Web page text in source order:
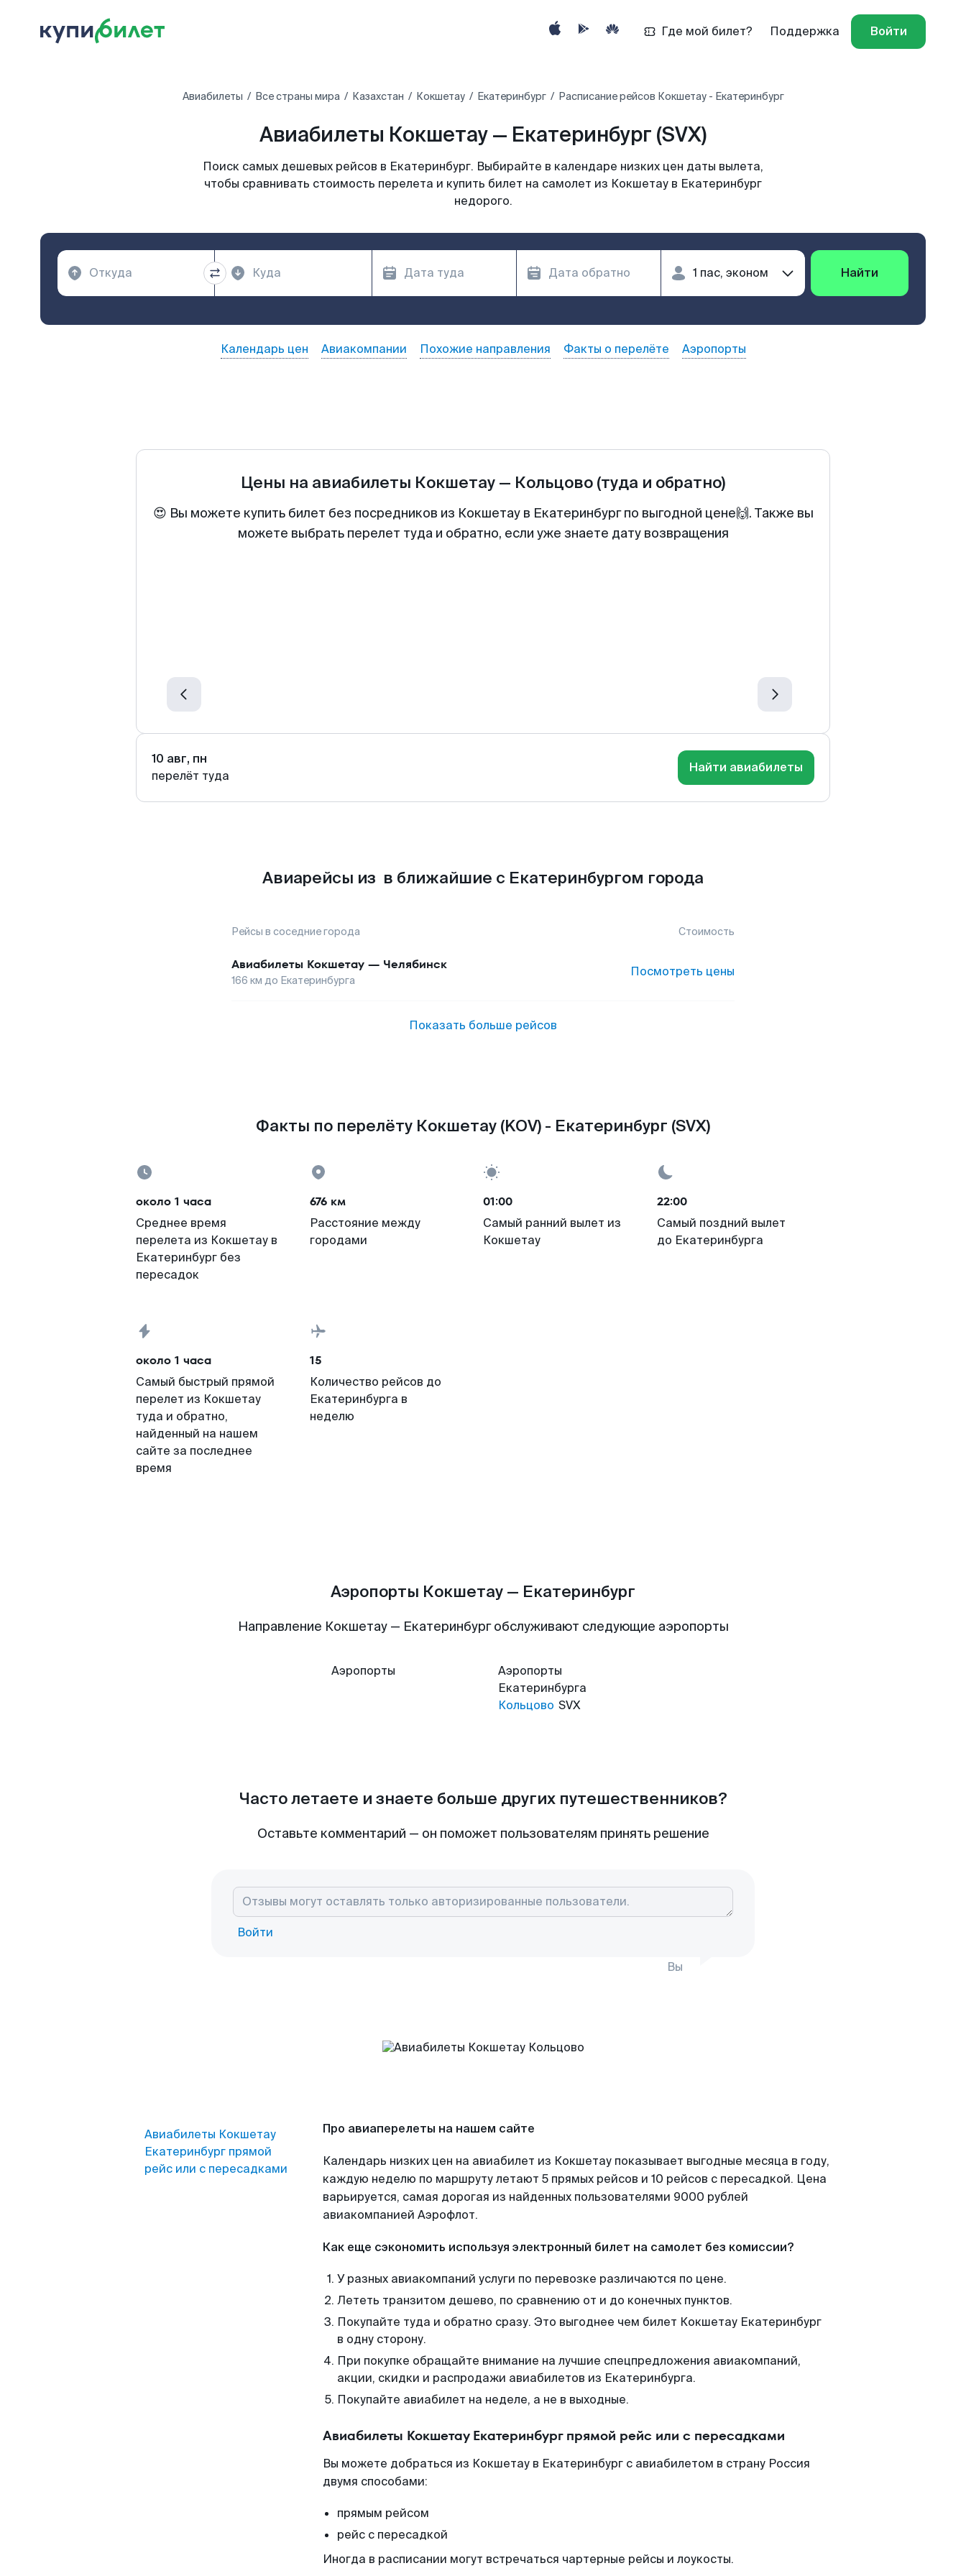
Где мой билет? Поддержка Войти
Авиабилеты Все страны мира Казахстан Кокшетау Екатеринбург Расписание рейсов Кокшетау - Екатеринбург
Авиабилеты Кокшетау — Екатеринбург (SVX)
Поиск самых дешевых рейсов в Екатеринбург. Выбирайте в календаре низких цен даты вылета,
чтобы сравнивать стоимость перелета и купить билет на самолет из Кокшетау в Екатеринбург
недорого.
Найти
Календарь цен Авиакомпании Похожие направления Факты о перелёте Аэропорты
Цены на авиабилеты Кокшетау — Кольцово (туда и обратно)
😍 Вы можете купить билет без посредников из Кокшетау в Екатеринбург по выгодной цене🙌. Также вы
можете выбрать перелет туда и обратно, если уже знаете дату возвращения
10 авг, пн
перелёт туда
Найти авиабилеты
Авиарейсы из в ближайшие с Екатеринбургом города
Рейсы в соседние города Стоимость
Авиабилеты Кокшетау — Челябинск
166 км до Екатеринбурга
Посмотреть цены
Показать больше рейсов
Факты по перелёту Кокшетау (KOV) - Екатеринбург (SVX)
около 1 часа
Среднее время
перелета из Кокшетау в
Екатеринбург без
пересадок
676 км
Расстояние между
городами
01:00
Самый ранний вылет из
Кокшетау
22:00
Самый поздний вылет
до Екатеринбурга
около 1 часа
Самый быстрый прямой
перелет из Кокшетау
туда и обратно,
найденный на нашем
сайте за последнее
время
15
Количество рейсов до
Екатеринбурга в
неделю
Аэропорты Кокшетау — Екатеринбург
Направление Кокшетау — Екатеринбург обслуживают следующие аэропорты
Аэропорты
Аэропорты
Екатеринбурга
Кольцово SVX
Часто летаете и знаете больше других путешественников?
Оставьте комментарий — он поможет пользователям принять решение
Войти
Вы
Авиабилеты Кокшетау
Екатеринбург прямой
рейс или с пересадками
Про авиаперелеты на нашем сайте
Календарь низких цен на авиабилет из Кокшетау показывает выгодные месяца в году,
каждую неделю по маршруту летают 5 прямых рейсов и 10 рейсов с пересадкой. Цена
варьируется, самая дорогая из найденных пользователями 9000 рублей
авиакомпанией Аэрофлот.
Как еще сэкономить используя электронный билет на самолет без комиссии?
У разных авиакомпаний услуги по перевозке различаются по цене.
Лететь транзитом дешево, по сравнению от и до конечных пунктов.
Покупайте туда и обратно сразу. Это выгоднее чем билет Кокшетау Екатеринбург
в одну сторону.
При покупке обращайте внимание на лучшие спецпредложения авиакомпаний,
акции, скидки и распродажи авиабилетов из Екатеринбурга.
Покупайте авиабилет на неделе, а не в выходные.
Авиабилеты Кокшетау Екатеринбург прямой рейс или с пересадками
Вы можете добраться из Кокшетау в Екатеринбург с авиабилетом в страну Россия
двумя способами:
прямым рейсом
рейс с пересадкой
Иногда в расписании могут встречаться чартерные рейсы и лоукосты.